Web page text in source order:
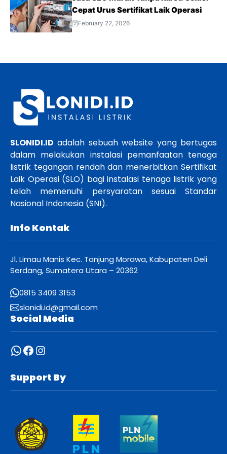
Cepat Urus Sertifikat Laik Operasi
February 22, 2026
SLONIDI.ID adalah sebuah website yang bertugas
dalam melakukan instalasi pemanfaatan tenaga
listrik tegangan rendah dan menerbitkan Sertifikat
Laik Operasi (SLO) bagi instalasi tenaga listrik yang
telah memenuhi persyaratan sesuai Standar
Nasional Indonesia (SNI).
Info Kontak
Jl. Limau Manis Kec. Tanjung Morawa, Kabupaten Deli
Serdang, Sumatera Utara – 20362
0815 3409 3153
slonidi.id@gmail.com
Social Media
WhatsApp
Facebook
Instagram
Support By